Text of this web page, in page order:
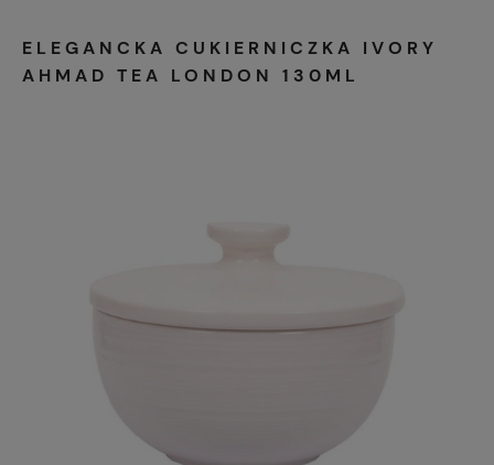
ELEGANCKA CUKIERNICZKA IVORY
AHMAD TEA LONDON 130ML